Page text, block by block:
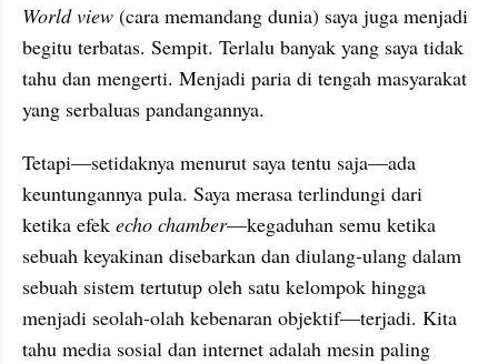
World view (cara memandang dunia) saya juga menjadi
begitu terbatas. Sempit. Terlalu banyak yang saya tidak
tahu dan mengerti. Menjadi paria di tengah masyarakat
yang serbaluas pandangannya.
Tetapi—setidaknya menurut saya tentu saja—ada
keuntungannya pula. Saya merasa terlindungi dari
ketika efek echo chamber—kegaduhan semu ketika
sebuah keyakinan disebarkan dan diulang-ulang dalam
sebuah sistem tertutup oleh satu kelompok hingga
menjadi seolah-olah kebenaran objektif—terjadi. Kita
tahu media sosial dan internet adalah mesin paling